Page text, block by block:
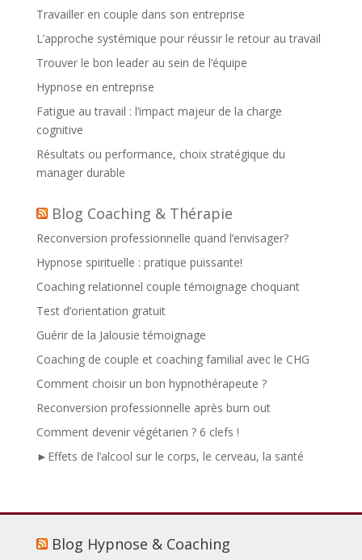
Travailler en couple dans son entreprise
L’approche systémique pour réussir le retour au travail
Trouver le bon leader au sein de l’équipe
Hypnose en entreprise
Fatigue au travail : l’impact majeur de la charge
cognitive
Résultats ou performance, choix stratégique du
manager durable
Blog Coaching & Thérapie
Reconversion professionnelle quand l’envisager?
Hypnose spirituelle : pratique puissante!
Coaching relationnel couple témoignage choquant
Test d’orientation gratuit
Guérir de la Jalousie témoignage
Coaching de couple et coaching familial avec le CHG
Comment choisir un bon hypnothérapeute ?
Reconversion professionnelle après burn out
Comment devenir végétarien ? 6 clefs !
►Effets de l’alcool sur le corps, le cerveau, la santé
Blog Hypnose & Coaching